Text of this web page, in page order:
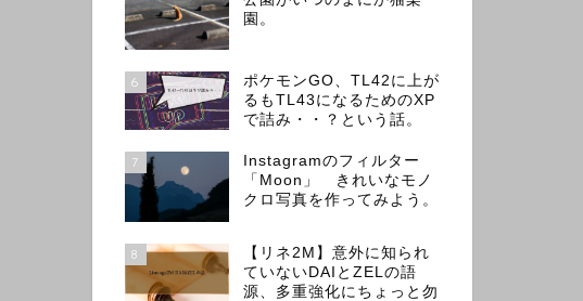
園。
6
ポケモンGO、TL42に上が
るもTL43になるためのXP
で詰み・・？という話。
7
Instagramのフィルター
「Moon」 きれいなモノ
クロ写真を作ってみよう。
8
【リネ2M】意外に知られ
ていないDAIとZELの語
源、多重強化にちょっと勿